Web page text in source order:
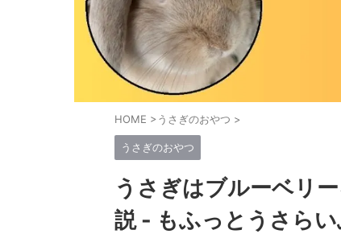
HOME >うさぎのおやつ >
うさぎのおやつ
うさぎはブルーベリ
説 - もふっとうさら